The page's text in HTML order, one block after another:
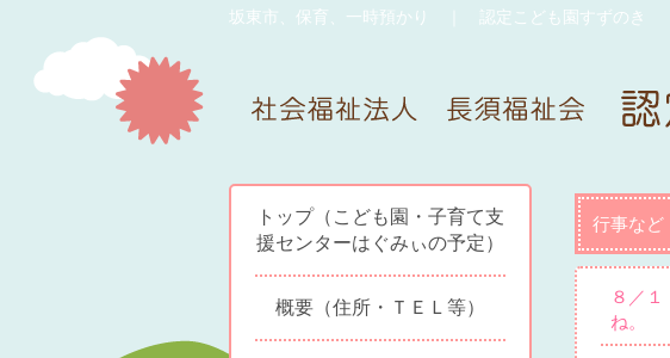
坂東市、保育、一時預かり ｜ 認定こども園すずのき
トップ（こども園・子育て支
援センターはぐみぃの予定）
概要（住所・ＴＥＬ等）
行事など
８／
ね